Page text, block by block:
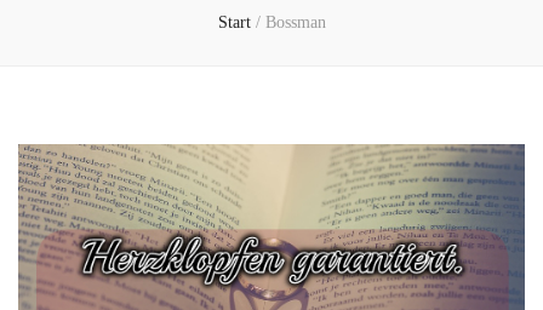
Start / Bossman